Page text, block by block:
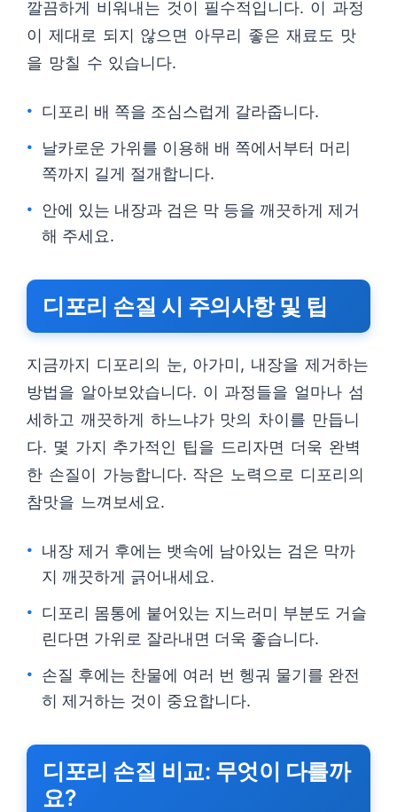
깔끔하게 비워내는 것이 필수적입니다. 이 과정
이 제대로 되지 않으면 아무리 좋은 재료도 맛
을 망칠 수 있습니다.
디포리 배 쪽을 조심스럽게 갈라줍니다.
날카로운 가위를 이용해 배 쪽에서부터 머리
쪽까지 길게 절개합니다.
안에 있는 내장과 검은 막 등을 깨끗하게 제거
해 주세요.
디포리 손질 시 주의사항 및 팁
지금까지 디포리의 눈, 아가미, 내장을 제거하는
방법을 알아보았습니다. 이 과정들을 얼마나 섬
세하고 깨끗하게 하느냐가 맛의 차이를 만듭니
다. 몇 가지 추가적인 팁을 드리자면 더욱 완벽
한 손질이 가능합니다. 작은 노력으로 디포리의
참맛을 느껴보세요.
내장 제거 후에는 뱃속에 남아있는 검은 막까
지 깨끗하게 긁어내세요.
디포리 몸통에 붙어있는 지느러미 부분도 거슬
린다면 가위로 잘라내면 더욱 좋습니다.
손질 후에는 찬물에 여러 번 헹궈 물기를 완전
히 제거하는 것이 중요합니다.
디포리 손질 비교: 무엇이 다를까
요?